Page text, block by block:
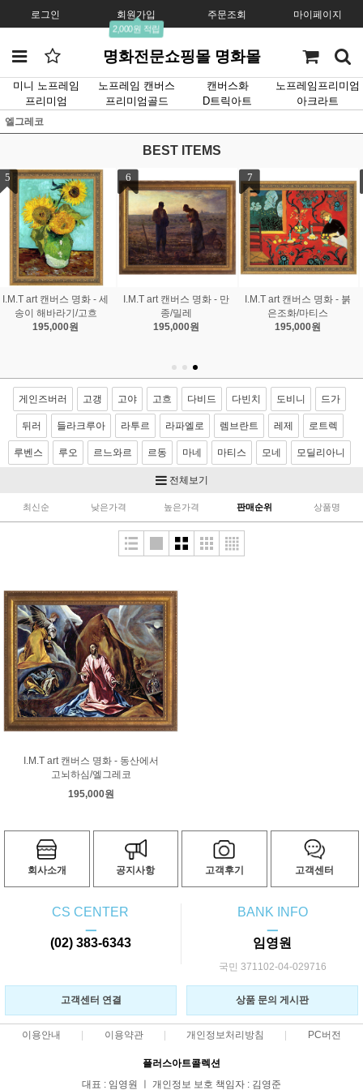
로그인 회원가입
2,000원 적립
주문조회 마이페이지
명화전문쇼핑몰 명화몰
미니 노프레임 노프레임 캔버스 캔버스화
노프레임프리미엄
프리미엄
프리미엄골드 D트릭아트 아크라트
엘그레코
BEST ITEMS
7
I.M.T art 캔버스 명화 - 붉
은조화/마티스
195,000원
I.M.T art 캔버스 명화 - 스
프링부케/르느와르
195,000원
I.M.T art 캔버스 명화
가의 정원/모네
195,000원
게인즈버러 고갱 고야 고흐 다비드 다빈치 도비니 드가
뒤러 들라크루아 라투르 라파엘로 렘브란트 레제 로트렉
루벤스 루오 르느와르 르동 마네 마티스 모네 모딜리아니
미켈란젤로
벨라스케스 보티첼리 부셰 브론치노 브뢰겔 사전트
소로야 쇠라 스텁스 시냑
에곤쉴레 엘그레코 와토
컨스터블 코로 코트 쿠르베
티치아노 팡탱 라투르 푸생
하예츠 호머 호베마 호쿠사이
전체보기
최신순 낮은가격 높은가격 판매순위 상품명
I.M.T art 캔버스 명화 - 동산에서
고뇌하심/엘그레코
195,000원
회사소개 공지사항 고객후기 고객센터
CS CENTER
ㅡ
(02) 383-6343
BANK INFO
ㅡ
임영원
국민 371102-04-029716
고객센터 연결 상품 문의 게시판
이용안내 이용약관 개인정보처리방침 PC버전
플러스아트콜렉션
대표 : 임영원 ㅣ 개인정보 보호 책임자 : 김영준